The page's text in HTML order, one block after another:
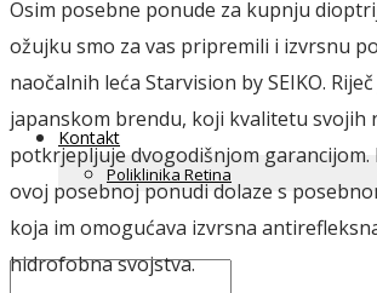
Kontakt
Poliklinika Retina
Osim posebne ponude za kupnju
ožujku smo za vas pripremili i izvrsnu
naočalnih leća Starvision by SEIKO.
japanskom brendu, koji kvalitetu svojih
potkrjepljuje dvogodišnjom garancijom.
ovoj posebnoj ponudi dolaze s
koja im omogućava izvrsna
hidrofobna svojstva.